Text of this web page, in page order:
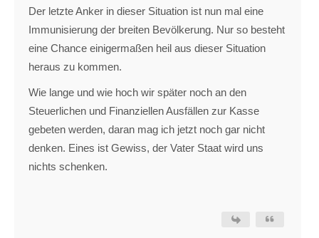
Der letzte Anker in dieser Situation ist nun mal eine
Immunisierung der breiten Bevölkerung. Nur so besteht
eine Chance einigermaßen heil aus dieser Situation
heraus zu kommen.
Wie lange und wie hoch wir später noch an den
Steuerlichen und Finanziellen Ausfällen zur Kasse
gebeten werden, daran mag ich jetzt noch gar nicht
denken. Eines ist Gewiss, der Vater Staat wird uns
nichts schenken.